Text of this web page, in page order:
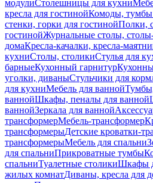
модулиСтолешницы для кухни
кресла для гостинойКомоды, тумбы
стенки, горки для гостинойПолки,
гостинойЖурнальные столы,
домаКресла-качалки, кресла-
кухниСтолы, столикиСтулья для
барныеКухонный гарнитур
уголки, диваныСтульчики для
для кухниМебель для ванной
ваннойШкафы, пеналы для ванной
ваннойЗеркала для ванной
трансформерМебель-трансформер
трансформерыДетские кроватки-
трансформерыМебель для спальни
для спальниПрикроватные тумбы
спальниТуалетные столикиШкафы
жилых комнатДиваны, кресла для